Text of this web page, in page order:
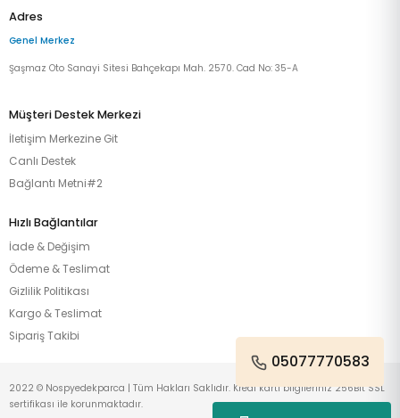
Adres
Genel Merkez
Şaşmaz Oto Sanayi Sitesi Bahçekapı Mah. 2570. Cad No: 35-A
Müşteri Destek Merkezi
İletişim Merkezine Git
Canlı Destek
Bağlantı Metni#2
Hızlı Bağlantılar
İade & Değişim
Ödeme & Teslimat
Gizlilik Politikası
Kargo & Teslimat
Sipariş Takibi
05077770583
2022 © Nospyedekparca | Tüm Hakları Saklıdır. Kredi kartı bilgileriniz 256Bit SSL
sertifikası ile korunmaktadır.